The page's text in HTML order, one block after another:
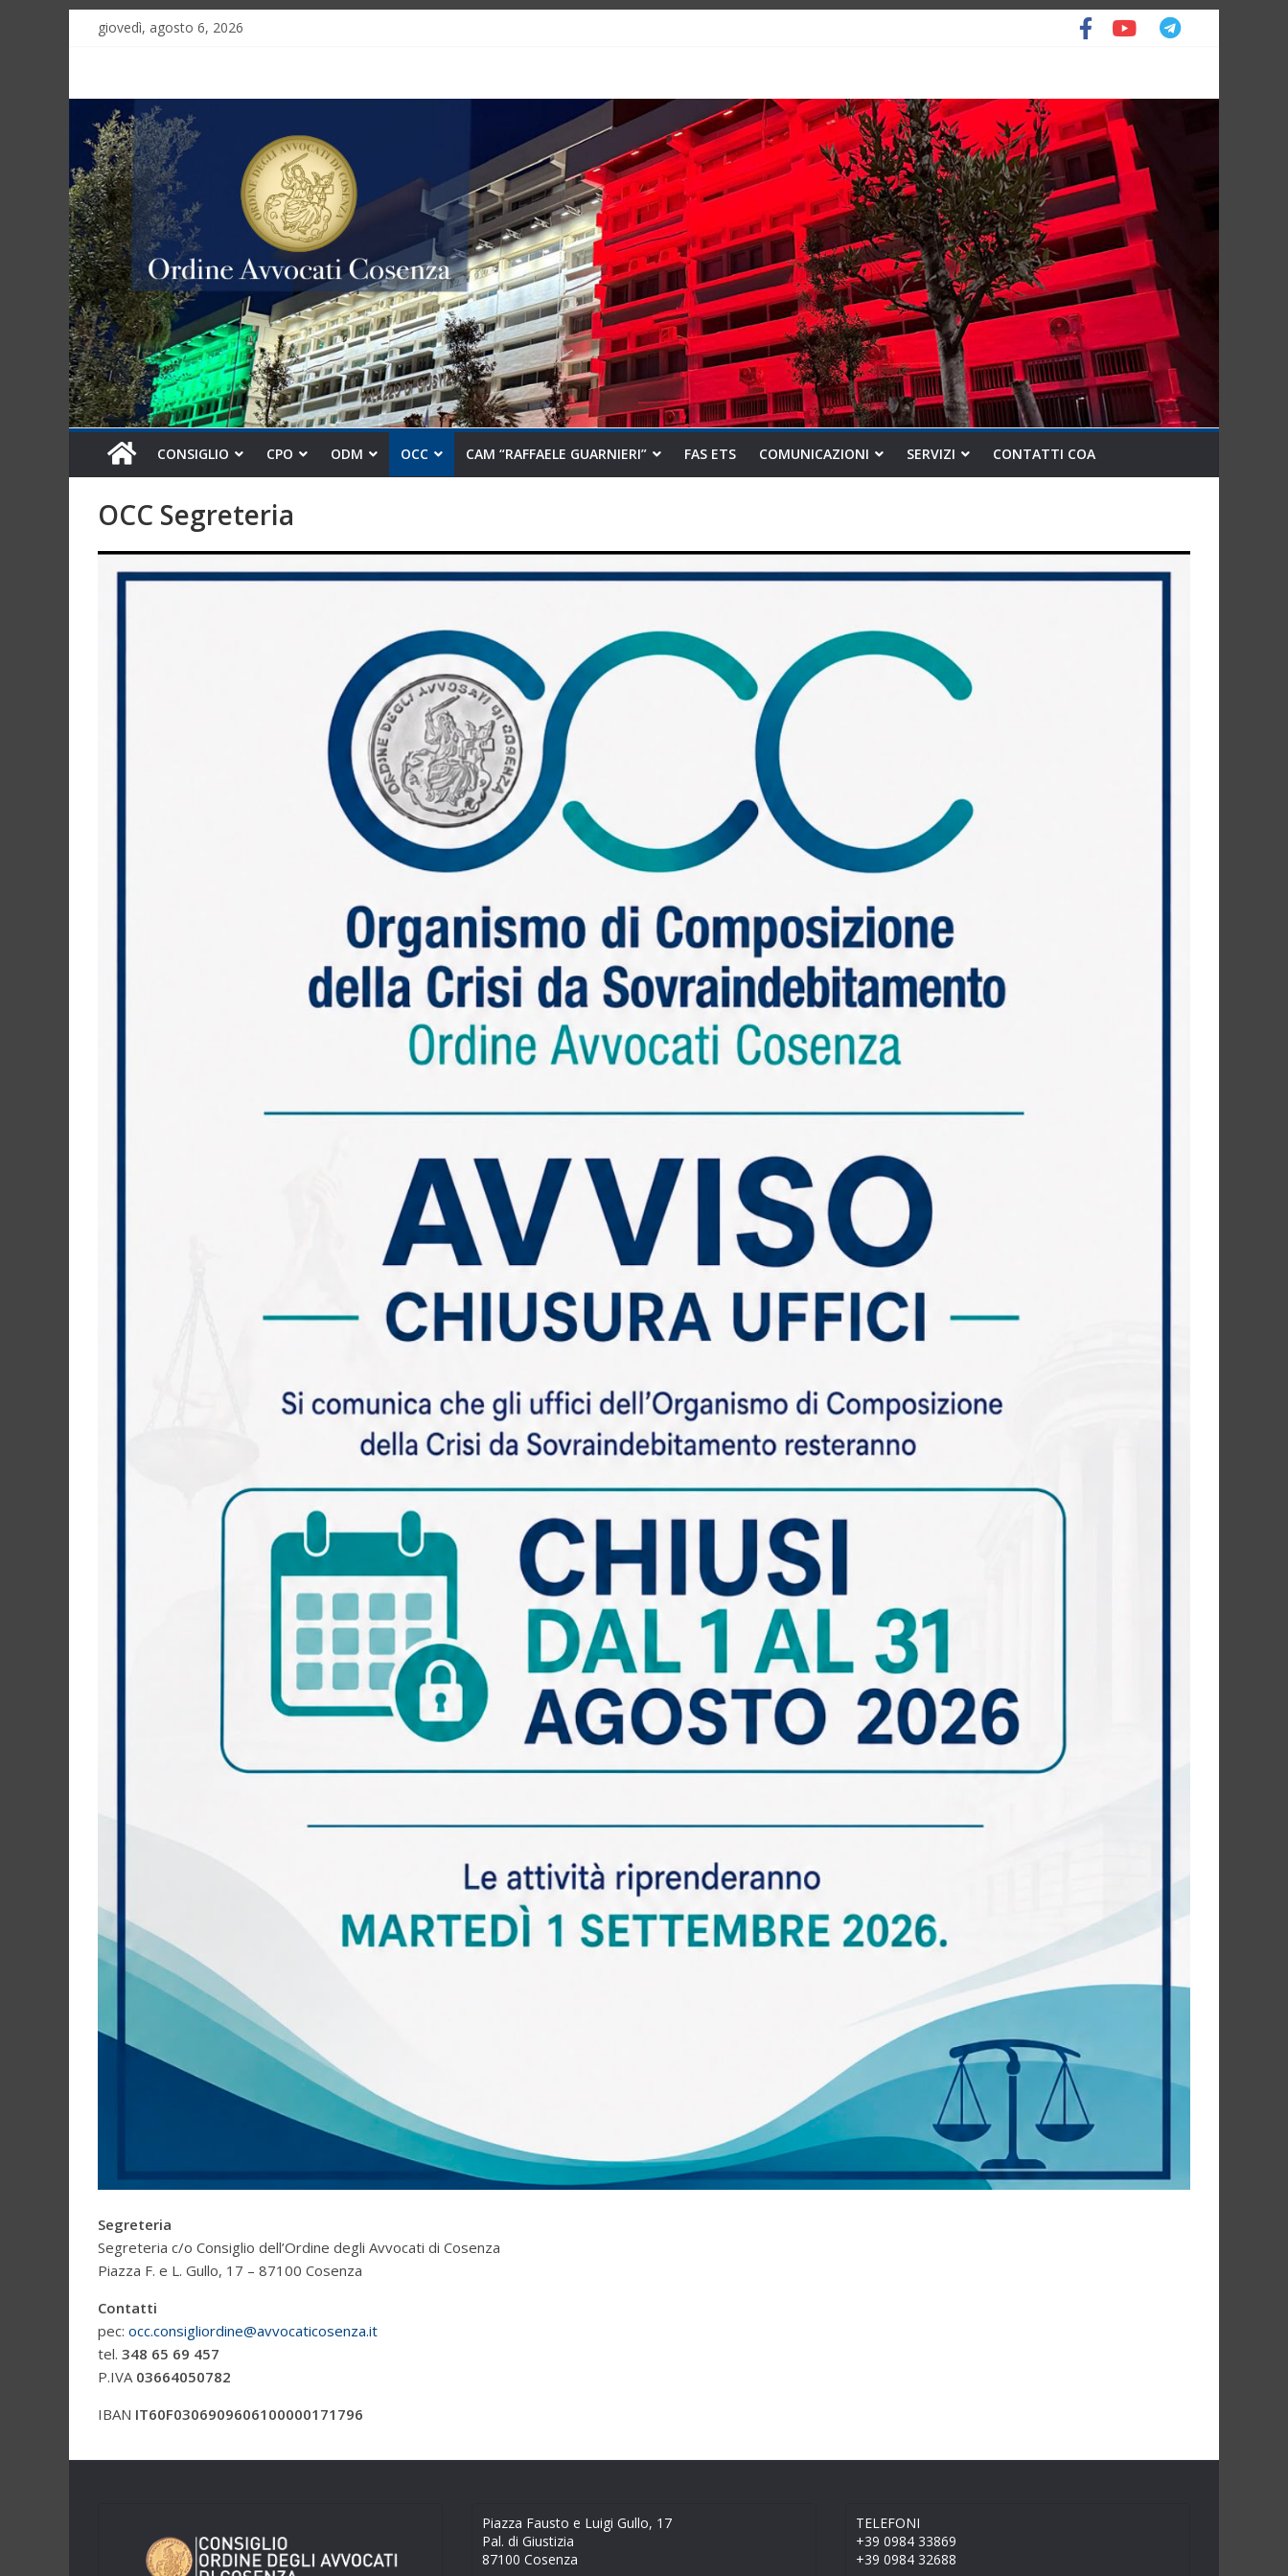
giovedì, agosto 6, 2026
CONSIGLIO CPO ODM OCC CAM “RAFFAELE GUARNIERI” FAS ETS COMUNICAZIONI SERVIZI CONTATTI COA
OCC Segreteria
Segreteria
Segreteria c/o Consiglio dell’Ordine degli Avvocati di Cosenza
Piazza F. e L. Gullo, 17 – 87100 Cosenza
Contatti
pec: occ.consigliordine@avvocaticosenza.it
tel. 348 65 69 457
P.IVA 03664050782
IBAN IT60F0306909606100000171796
Piazza Fausto e Luigi Gullo, 17
Pal. di Giustizia
87100 Cosenza
TELEFONI
+39 0984 33869
+39 0984 32688